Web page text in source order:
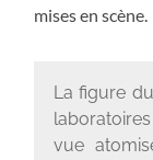
mises en scène.
La figure
vue